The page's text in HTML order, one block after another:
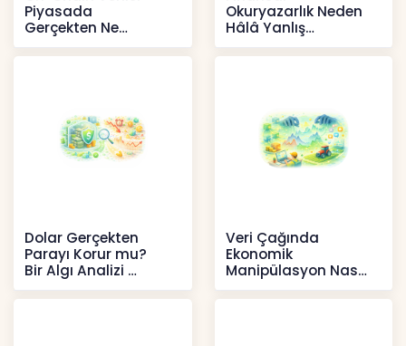
Piyasada
Gerçekten Ne
Anlatır?
Kripto
Okuryazarlık Neden
Hâlâ Yanlış
Anlaşılıyor?
İçerikler
Dolar Gerçekten
Parayı Korur mu?
Bir Algı Analizi
İçerikler
Veri Çağında
Ekonomik
Manipülasyon Nasıl
Şekil Değiştirdi?
İçerikler